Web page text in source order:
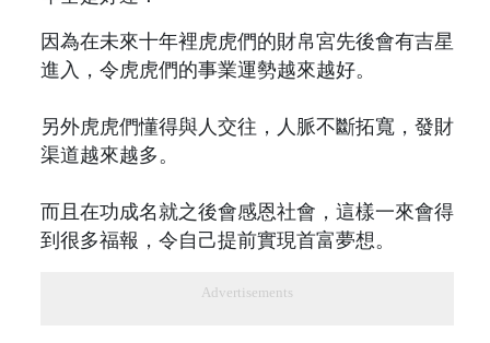
因為在未來十年裡虎虎們的財帛宮先後會有吉星
進入，令虎虎們的事業運勢越來越好。
另外虎虎們懂得與人交往，人脈不斷拓寬，發財
渠道越來越多。
而且在功成名就之後會感恩社會，這樣一來會得
到很多福報，令自己提前實現首富夢想。
Advertisements